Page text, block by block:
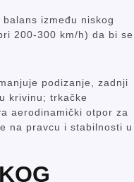
između niskog
200-300 km/h) da bi se
podizanje, zadnji
krivinu; trkačke
aerodinamički otpor za
na pravcu i stabilnosti u